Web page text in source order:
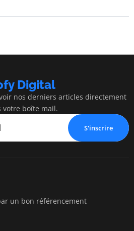
Digital
nos derniers articles directement
votre boîte mail.
S'inscrire
un bon référencement